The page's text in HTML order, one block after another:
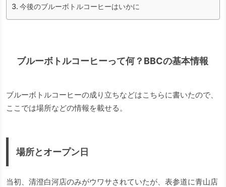
今後のブルーボトルコーヒーはいかに
ブルーボトルコーヒーって何？BBCの基本情報
ブルーボトルコーヒーの成り立ちなどはこちらに書いたので、
ここでは場所などの情報を載せる。
場所とオープン日
当初、清澄白河店のみがウワサされていたが、表参道に青山店